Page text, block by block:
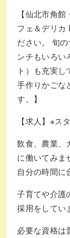
【仙北市角
フェ＆デリカ
ださい。 旬
ンチもいろい
ト）も充実し
手作りかごな
す。】
【求人】※ス
飲食、農業、
に働いてみま
自分の時間に
子育てや介護
採用をしてい
必要な資格は